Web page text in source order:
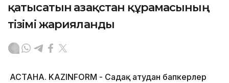
қатысатын Қазақстан құрамасының
тізімі жарияланды
АСТАНА. KAZINFORM - Садақ атудан бапкерлер